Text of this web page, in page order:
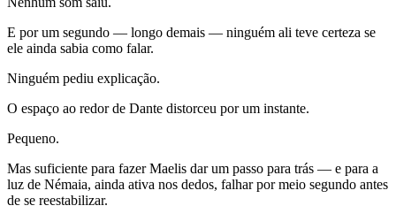
E por um segundo — longo demais — ninguém ali teve certeza se
ele ainda sabia como falar.
Ninguém pediu explicação.
O espaço ao redor de Dante distorceu por um instante.
Pequeno.
Mas suficiente para fazer Maelis dar um passo para trás — e para a
luz de Némaia, ainda ativa nos dedos, falhar por meio segundo antes
de se reestabilizar.